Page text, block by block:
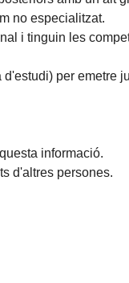
no especialitzat.
i tinguin les
per emetre
informació.
d'altres persones.